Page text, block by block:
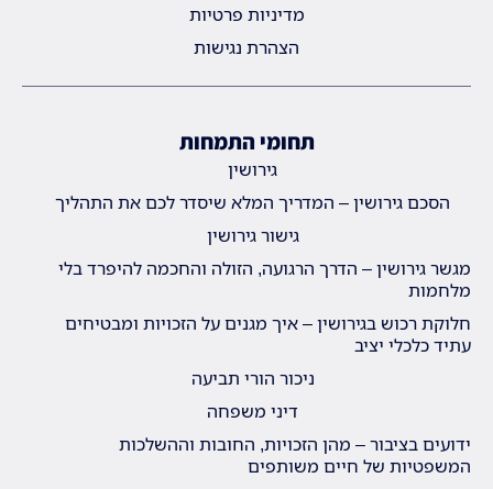
מדיניות פרטיות
הצהרת נגישות
תחומי התמחות
גירושין
הסכם גירושין – המדריך המלא שיסדר לכם את התהליך
גישור גירושין
מגשר גירושין – הדרך הרגועה, הזולה והחכמה להיפרד בלי
מלחמות
חלוקת רכוש בגירושין – איך מגנים על הזכויות ומבטיחים
עתיד כלכלי יציב
ניכור הורי תביעה
דיני משפחה
ידועים בציבור – מהן הזכויות, החובות וההשלכות
המשפטיות של חיים משותפים